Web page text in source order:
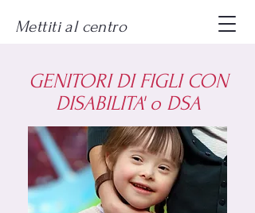
Mettiti al centro
GENITORI DI FIGLI CON
DISABILITA' o DSA